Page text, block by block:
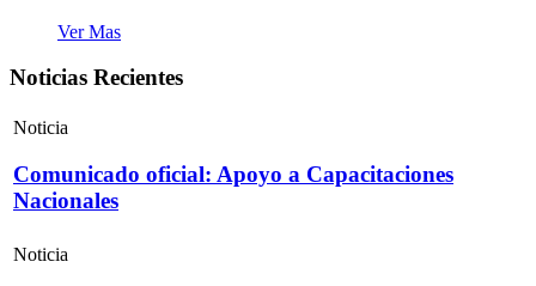
Ver Mas
Noticias Recientes
Noticia
Comunicado oficial: Apoyo a Capacitaciones
Nacionales
Noticia